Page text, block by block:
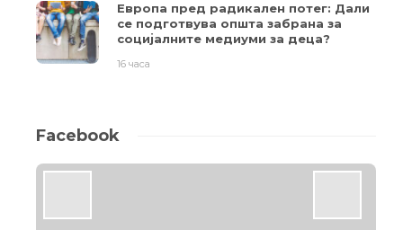
Европа пред радикален потег: Дали
се подготвува општа забрана за
социјалните медиуми за деца?
16 часа
Facebook